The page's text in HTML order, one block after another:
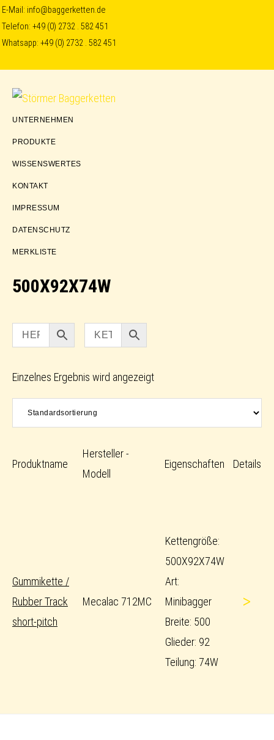
Skip
to
primary
navigation
Skip
to
content
Skip
to
E-Mail: info@baggerketten.de
Telefon:+49 (0) 2732 . 582 451
Whatsapp:+49 (0) 2732 . 582 451
Störmer
UNTERNEHMEN
PRODUKTE
WISSENSWERTES
KONTAKT
IMPRESSUM
DATENSCHUTZ
MERKLISTE
500X92X74W
Einzelnes Ergebnis wird angezeigt
Produktname
Hersteller -
Modell
Eigenschaften Details
Gummikette /
Rubber Track
short-pitch
Mecalac 712MC
Kettengröße:
500X92X74W
Art:
Minibagger
Breite: 500
Glieder: 92
Teilung: 74W
>